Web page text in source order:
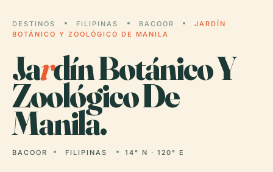
DESTINOS FILIPINAS BACOOR
JARDÍN
BOTÁNICO Y ZOOLÓGICO DE MANILA
Jardín Botánico Y
Zoológico De
Manila.
BACOOR FILIPINAS 14° N · 120° E